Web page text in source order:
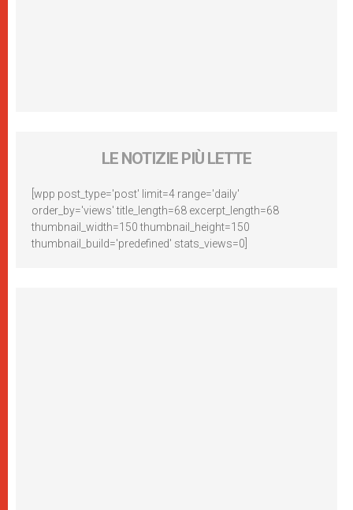
LE NOTIZIE PIÙ LETTE
[wpp post_type='post' limit=4 range='daily'
order_by='views' title_length=68 excerpt_length=68
thumbnail_width=150 thumbnail_height=150
thumbnail_build='predefined' stats_views=0]